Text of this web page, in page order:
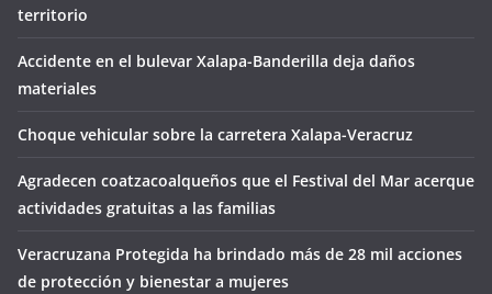
territorio
Accidente en el bulevar Xalapa-Banderilla deja daños
materiales
Choque vehicular sobre la carretera Xalapa-Veracruz
Agradecen coatzacoalqueños que el Festival del Mar acerque
actividades gratuitas a las familias
Veracruzana Protegida ha brindado más de 28 mil acciones
de protección y bienestar a mujeres